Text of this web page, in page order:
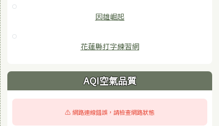
因雄崛起
花蓮縣打字練習網
AQI空氣品質
⚠️ 網路連線錯誤，請檢查網路狀態